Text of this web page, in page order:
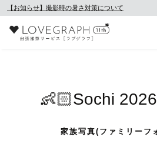
【お知らせ】撮影時の暑さ対策について
👶🏻Sochi
家族写真(ファミリーフ